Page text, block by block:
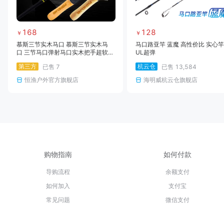
￥ 168
慕斯三节实木马口 慕斯三节实木马
口 三节马口弹射马口实木把手超软马
第三方
已售 7
恒渔户外官方旗舰店
￥ 128
马口路亚竿 蓝魔 高性价比 实心
UL超弹
杭云仓
已售 13,584
海明威杭云仓旗舰店
购物指南
导购流程
如何加入
常见问题
如何付款
余额支付
支付宝
微信支付